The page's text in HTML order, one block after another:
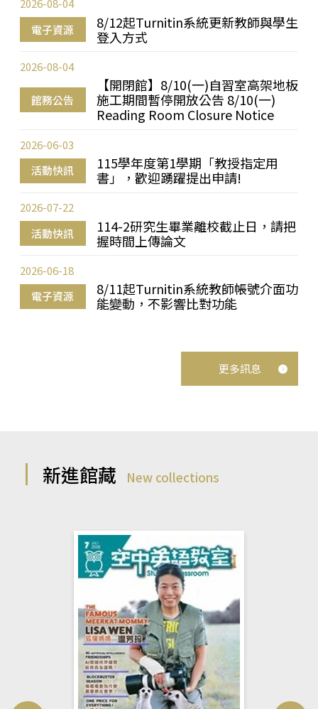
電子資源
8/12起Turnitin系統更新教師與學生
登入方式
2026-08-04
館務公告
【開閉館】8/10(一)自習室高架地板
施工期間暫停開放公告 8/10(一)
Reading Room Closure Notice
2026-08-04
活動快訊
115學年度第1學期「教授指定用
書」，歡迎踴躍提出申請!
2026-06-03
活動快訊
114-2研究生畢業離校截止日，請把
握時間上傳論文
2026-07-22
電子資源
8/11起Turnitin系統教師帳號介面功
能變動，不影響比對功能
2026-06-18
更多訊息
新進館藏 New collections